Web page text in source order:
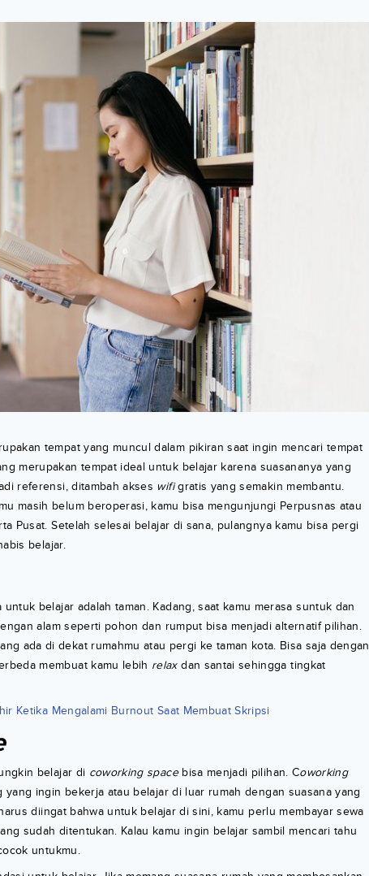
tempat yang muncul dalam pikiran saat ingin mencari tempat
merupakan tempat ideal untuk belajar karena suasananya yang
referensi, ditambah akses wifigratis yang semakin membantu.
masih belum beroperasi, kamu bisa mengunjungi Perpusnas atau
Pusat. Setelah selesai belajar di sana, pulangnya kamu bisa pergi
belajar.
belajar adalah taman. Kadang, saat kamu merasa suntuk dan
alam seperti pohon dan rumput bisa menjadi alternatif pilihan.
ada di dekat rumahmu atau pergi ke taman kota. Bisa saja dengan
membuat kamu lebih relaxdan santai sehingga tingkat
Ketika Mengalami Burnout Saat Membuat Skripsi
belajar di coworking spacebisa menjadi pilihan. Coworking
ingin bekerja atau belajar di luar rumah dengan suasana yang
diingat bahwa untuk belajar di sini, kamu perlu membayar sewa
sudah ditentukan. Kalau kamu ingin belajar sambil mencari tahu
untukmu.